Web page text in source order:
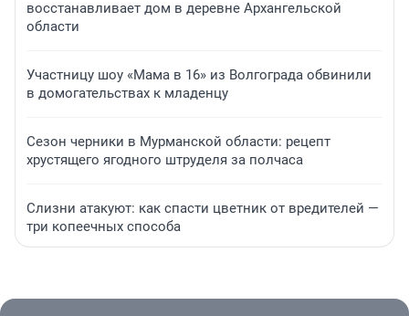
восстанавливает дом в деревне Архангельской
области
Участницу шоу «Мама в 16» из Волгограда обвинили
в домогательствах к младенцу
Сезон черники в Мурманской области: рецепт
хрустящего ягодного штруделя за полчаса
Слизни атакуют: как спасти цветник от вредителей —
три копеечных способа